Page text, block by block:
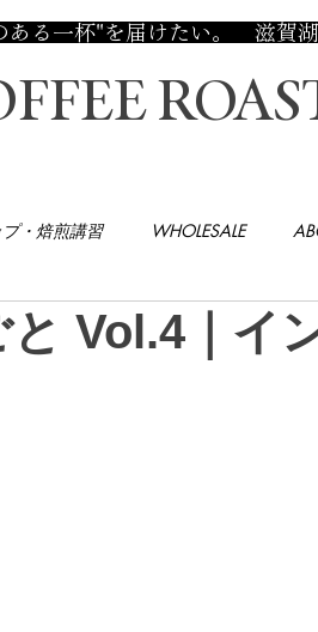
ある一杯"を届けたい。 滋賀
・焙煎講習 WHOLESALE
Vol.4｜イ